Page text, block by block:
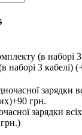
наборі 3 кабелі)
зарядки